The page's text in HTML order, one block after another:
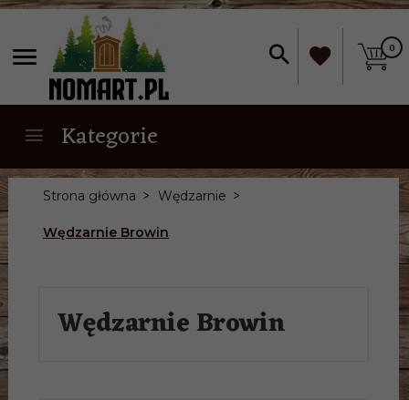
0
Kategorie
Strona główna Wędzarnie
Wędzarnie Browin
Wędzarnie Browin